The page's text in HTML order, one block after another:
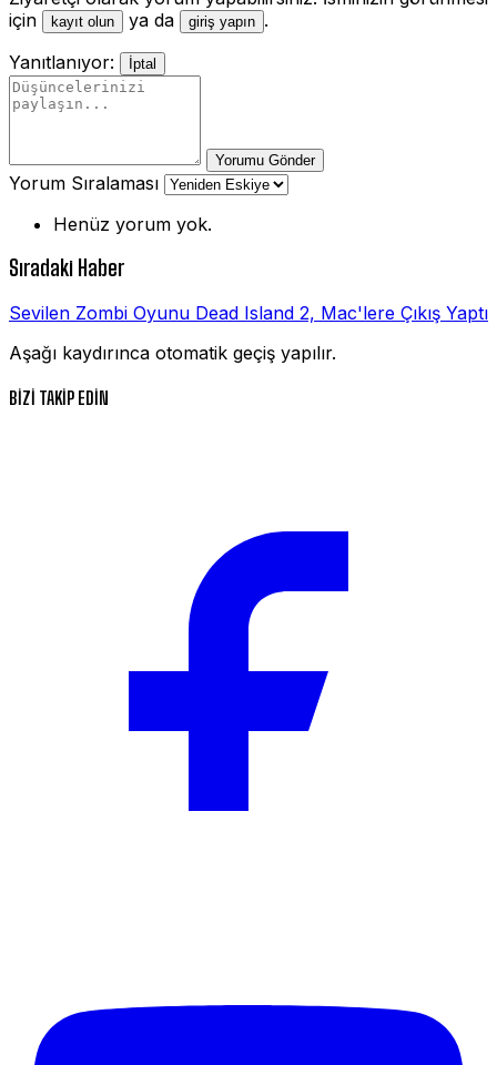
için
kayıt olun ya da giriş yapın .
Yanıtlanıyor:
İptal
Yorumu Gönder
Yorum Sıralaması
Henüz yorum yok.
Sıradaki Haber
Sevilen Zombi Oyunu Dead Island 2, Mac'lere Çıkış Yaptı
Aşağı kaydırınca otomatik geçiş yapılır.
BİZİ TAKİP EDİN